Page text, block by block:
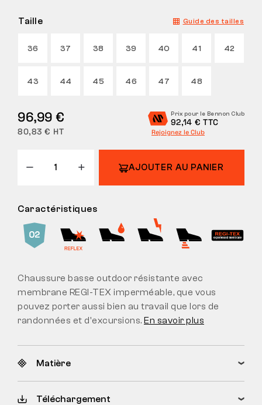
Taille Guide des tailles
36 37 38 39 40 41 42
43 44 45 46 47 48
96,99 €
80,83 € HT
Prix pour le Bennon Club
92,14 € TTC
Rejoignez le Club
AJOUTER AU PANIER
Caractéristiques
Chaussure basse outdoor résistante avec
membrane REGI-TEX imperméable, que vous
pouvez porter aussi bien au travail que lors de
randonnées et d'excursions. En savoir plus
Matière
Téléchargement